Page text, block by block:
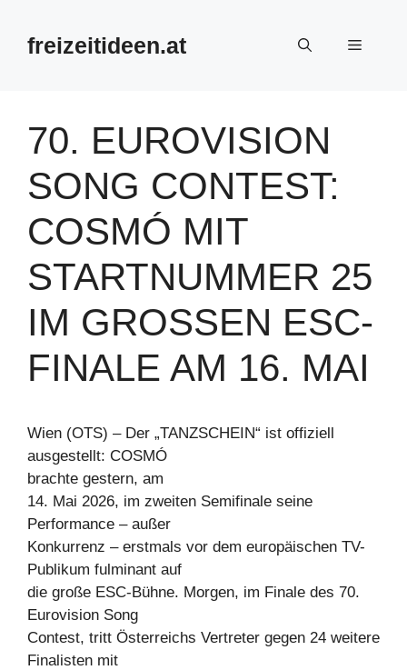
Inhalt
springenfreizeitideen.at Menü
70. EUROVISION
SONG CONTEST:
COSMÓ MIT
STARTNUMMER 25
IM GROSSEN ESC-F
INALE AM 16. MAI
Wien (OTS) – Der „TANZSCHEIN“ ist offiziell
ausgestellt: COSMÓ
brachte gestern, am
14. Mai 2026, im zweiten Semifinale seine
Performance – außer
Konkurrenz – erstmals vor dem europäischen TV-
Publikum fulminant auf
die große ESC-Bühne. Morgen, im Finale des 70.
Eurovision Song
Contest, tritt Österreichs Vertreter gegen 24 weitere
Finalisten mit